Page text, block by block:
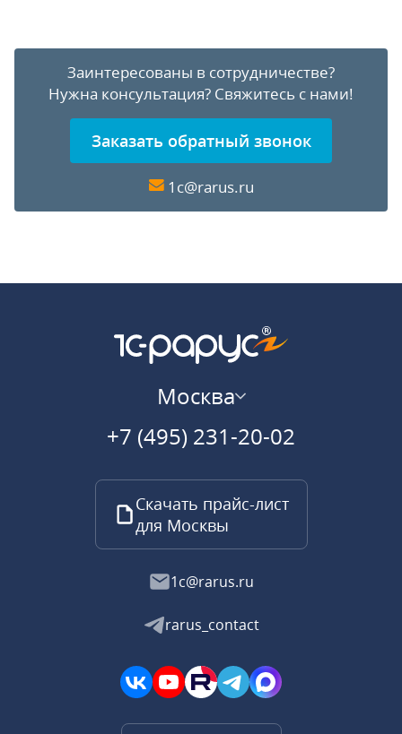
Заинтересованы в сотрудничестве?
Нужна консультация? Свяжитесь с нами!
Заказать обратный звонок
1c@rarus.ru
Москва
+7 (495) 231-20-02
Скачать прайс-лист
для Москвы
1c@rarus.ru
rarus_contact